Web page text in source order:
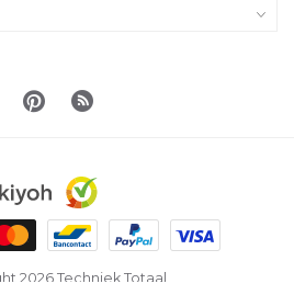
2026 Techniek Totaal